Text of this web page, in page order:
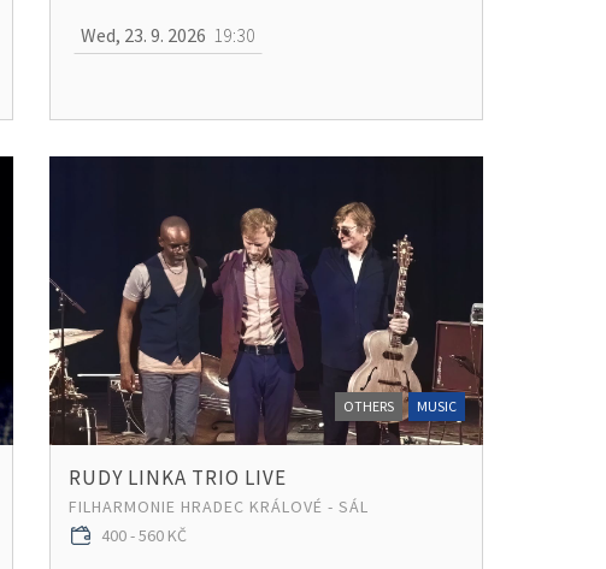
Wed, 23. 9. 2026 19:30
OTHERS MUSIC
RUDY LINKA TRIO LIVE
FILHARMONIE HRADEC KRÁLOVÉ - SÁL
400 - 560 KČ